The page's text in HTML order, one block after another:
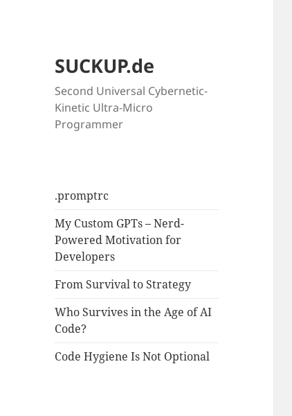
SUCKUP.de
Second Universal Cybernetic-
Kinetic Ultra-Micro
Programmer
.promptrc
My Custom GPTs – Nerd-
Powered Motivation for
Developers
From Survival to Strategy
Who Survives in the Age of AI
Code?
Code Hygiene Is Not Optional